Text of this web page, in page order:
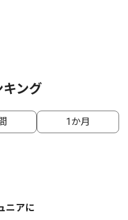
キング
1か月
ニアに